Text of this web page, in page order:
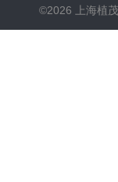
©2026 上海植